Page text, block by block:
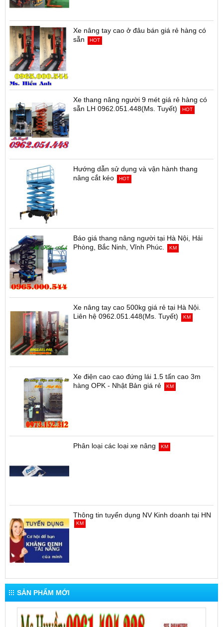
Xe nâng tay cao ở đâu bán giá rẻ hàng có
sẵn
HOT
Xe thang nâng người 9 mét giá rẻ hàng có
sẵn LH 0962.051.448(Ms. Tuyết)
HOT
Hướng dẫn sử dụng và vận hành thang
nâng cắt kéo
HOT
Báo giá thang nâng người tại Hà Nội, Hải
Phòng, Bắc Ninh, Vĩnh Phúc.
KM
Xe nâng tay cao 500kg giá rẻ tại Hà Nội.
Liên hệ 0962.051.448(Ms. Tuyết)
KM
Xe điện cao cao đứng lái 1.5 tấn cao 3m
hàng OPK - Nhật Bản giá rẻ
KM
Phân loại các loại xe nâng KM
Thông tin tuyển dụng NV Kinh doanh tại HN
KM
SẢN PHẨM MỚI